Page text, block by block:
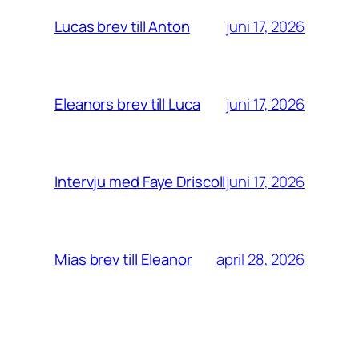
Lucas brev till Anton juni 17, 2026
Eleanors brev till Luca juni 17, 2026
Intervju med Faye Driscolljuni 17, 2026
Mias brev till Eleanor april 28, 2026